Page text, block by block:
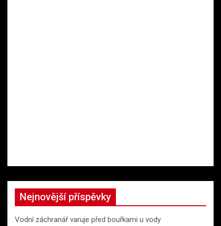
Nejnovější příspěvky
Vodní záchranář varuje před bouřkami u vody